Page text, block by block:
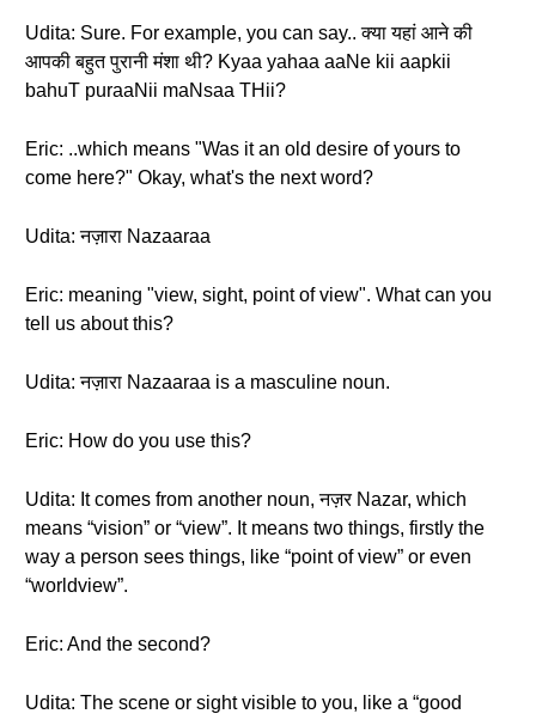
Udita: Sure. For example, you can say.. क्या यहां आने की
आपकी बहुत पुरानी मंशा थी? Kyaa yahaa aaNe kii aapkii
bahuT puraaNii maNsaa THii?
Eric: ..which means "Was it an old desire of yours to
come here?" Okay, what's the next word?
Udita: नज़ारा Nazaaraa
Eric: meaning "view, sight, point of view". What can you
tell us about this?
Udita: नज़ारा Nazaaraa is a masculine noun.
Eric: How do you use this?
Udita: It comes from another noun, नज़र Nazar, which
means “vision” or “view”. It means two things, firstly the
way a person sees things, like “point of view” or even
“worldview”.
Eric: And the second?
Udita: The scene or sight visible to you, like a “good